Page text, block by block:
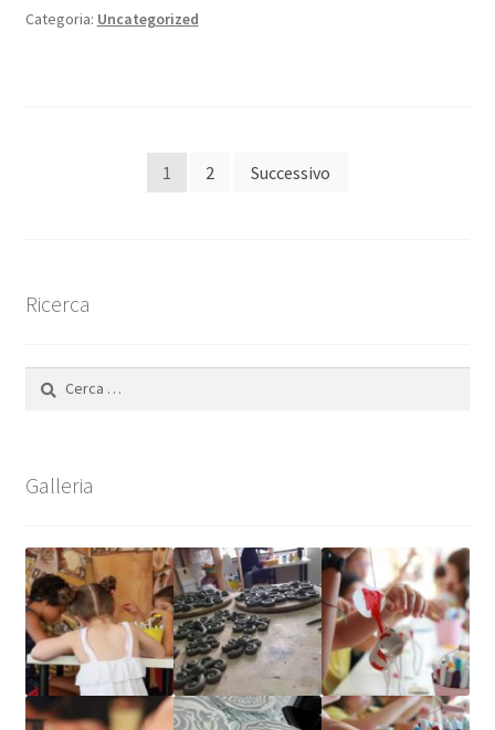
Categoria: Uncategorized
Paginazione
1 2 Successivo
Ricerca
Galleria